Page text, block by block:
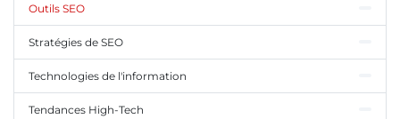
Outils SEO
Stratégies de SEO
Technologies de l'information
Tendances High-Tech